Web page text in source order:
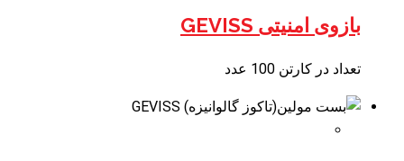
بازوی امنیتی GEVISS
تعداد در کارتن 100 عدد